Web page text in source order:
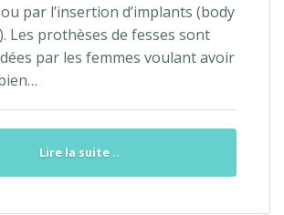
par l’insertion d’implants (body
Les prothèses de fesses sont
par les femmes voulant avoir
Lire la suite ..